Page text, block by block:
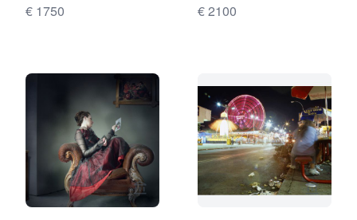
€ 1750 € 2100
Verkaeuferseite von Travelling Art